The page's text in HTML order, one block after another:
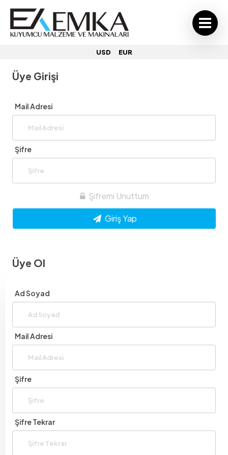
USD EUR
Üye Girişi
Mail Adresi
Şifre
Şifremi Unuttum
Giriş Yap
Üye Ol
Ad Soyad
Mail Adresi
Şifre
Şifre Tekrar